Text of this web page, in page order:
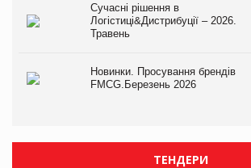
Сучасні рішення в
Логістиці&Дистрибуції – 2026.
Травень
Новинки. Просування брендів
FMCG.Березень 2026
ТЕНДЕРИ